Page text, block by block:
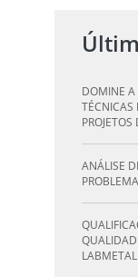
DOMINE A
TÉCNICAS
ANÁLISE
LABMETAL